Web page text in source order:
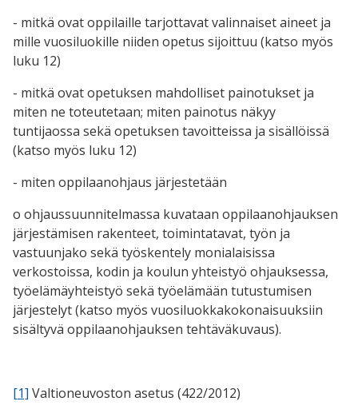
- mitkä ovat oppilaille tarjottavat valinnaiset aineet ja
mille vuosiluokille niiden opetus sijoittuu (katso myös
luku 12)
- mitkä ovat opetuksen mahdolliset painotukset ja
miten ne toteutetaan; miten painotus näkyy
tuntijaossa sekä opetuksen tavoitteissa ja sisällöissä
(katso myös luku 12)
- miten oppilaanohjaus järjestetään
o ohjaussuunnitelmassa kuvataan oppilaanohjauksen
järjestämisen rakenteet, toimintatavat, työn ja
vastuunjako sekä työskentely monialaisissa
verkostoissa, kodin ja koulun yhteistyö ohjauksessa,
työelämäyhteistyö sekä työelämään tutustumisen
järjestelyt (katso myös vuosiluokkakokonaisuuksiin
sisältyvä oppilaanohjauksen tehtäväkuvaus).
[1] Valtioneuvoston asetus (422/2012)